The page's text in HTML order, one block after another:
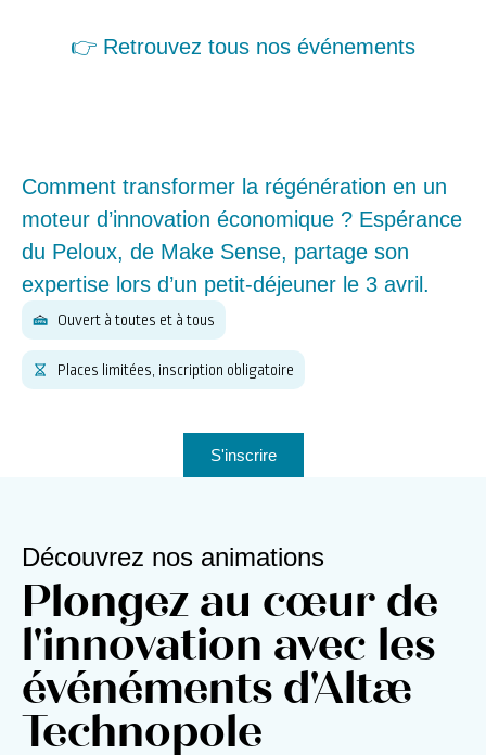
👉 Retrouvez tous nos événements
Comment transformer la régénération en un
moteur d’innovation économique ? Espérance
du Peloux, de Make Sense, partage son
expertise lors d’un petit-déjeuner le 3 avril.
Ouvert à toutes et à tous
Places limitées, inscription obligatoire
S'inscrire
Découvrez nos animations
Plongez au cœur de
l'innovation avec les
événéments d'Altæ
Technopole